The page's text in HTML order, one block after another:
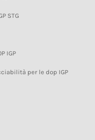
STG
IGP
per le dop IGP